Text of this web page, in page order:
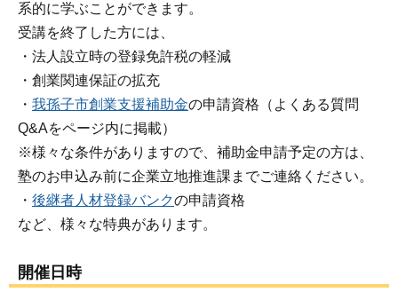
系的に学ぶことができます。
受講を終了した方には、
・法人設立時の登録免許税の軽減
・創業関連保証の拡充
・ 我孫子市創業支援補助金の申請資格（よくある質問
Q&Aをページ内に掲載）
※様々な条件がありますので、補助金申請予定の方は、
塾のお申込み前に企業立地推進課までご連絡ください。
・ 後継者人材登録バンクの申請資格
など、様々な特典があります。
開催日時